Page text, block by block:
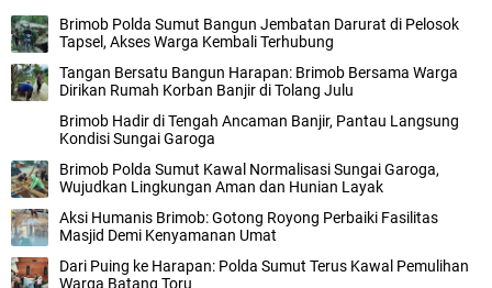
Brimob Polda Sumut Bangun Jembatan Darurat di Pelosok
Tapsel, Akses Warga Kembali Terhubung
Tangan Bersatu Bangun Harapan: Brimob Bersama Warga
Dirikan Rumah Korban Banjir di Tolang Julu
Brimob Hadir di Tengah Ancaman Banjir, Pantau Langsung
Kondisi Sungai Garoga
Brimob Polda Sumut Kawal Normalisasi Sungai Garoga,
Wujudkan Lingkungan Aman dan Hunian Layak
Aksi Humanis Brimob: Gotong Royong Perbaiki Fasilitas
Masjid Demi Kenyamanan Umat
Dari Puing ke Harapan: Polda Sumut Terus Kawal Pemulihan
Warga Batang Toru